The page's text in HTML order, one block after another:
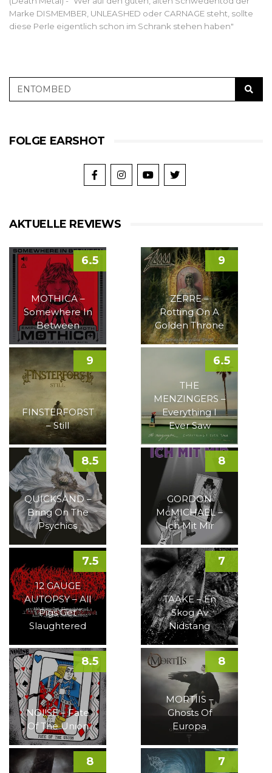
Marke DISMEMBER, UNLEASHED oder CARNAGE steht, sollte
diese Perle eigentlich schon im Schrank stehen haben"
FOLGE EARSHOT
AKTUELLE REVIEWS
MOTHICA –
Somewhere In
Between
6.5
ZERRE –
Rotting On A
Golden Throne
9
FINSTERFORST
– Still
9
THE
MENZINGERS –
Everything I
Ever Saw
6.5
QUICKSAND –
Bring On The
Psychics
8.5
GORDON
McMICHAEL –
Ich Mit Mir
8
12 GAUGE
AUTOPSY – All
Pigs Get
Slaughtered
7.5
TAAKE – En
Skog Av
Nidstang
7
NOI!SE – Fate
Of The Union
8.5
MORTIIS –
Ghosts Of
Europa
8
8 7